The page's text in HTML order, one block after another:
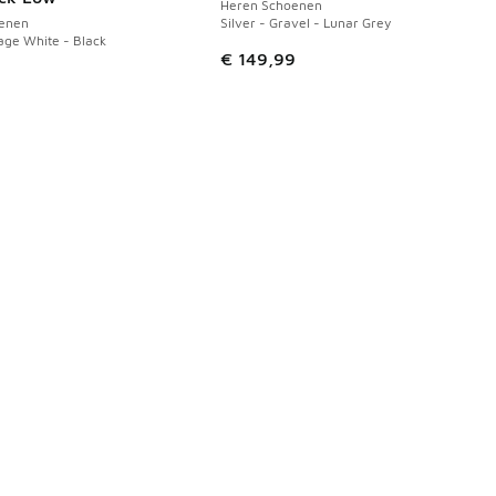
aanbieding Prijs verlaagd van € 69,99 naar € 55,00
White - Black
Heren Schoenen
Silver - Gravel - Lunar Grey
€ 149,99